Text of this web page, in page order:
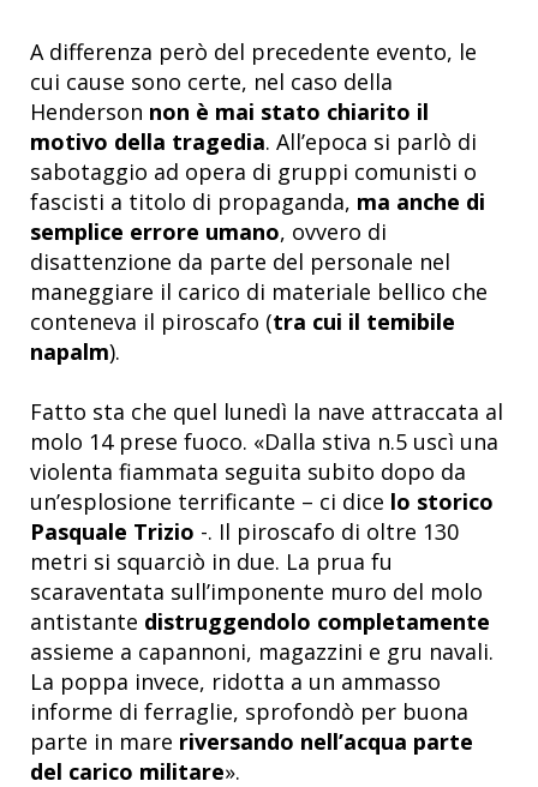
A differenza però del precedente evento, le
cui cause sono certe, nel caso della
Henderson non è mai stato chiarito il
motivo della tragedia. All’epoca si parlò di
sabotaggio ad opera di gruppi comunisti o
fascisti a titolo di propaganda, ma anche di
semplice errore umano, ovvero di
disattenzione da parte del personale nel
maneggiare il carico di materiale bellico che
conteneva il piroscafo (tra cui il temibile
napalm).
Fatto sta che quel lunedì la nave attraccata al
molo 14 prese fuoco. «Dalla stiva n.5 uscì una
violenta fiammata seguita subito dopo da
un’esplosione terrificante – ci dice lo storico
Pasquale Trizio -. Il piroscafo di oltre 130
metri si squarciò in due. La prua fu
scaraventata sull’imponente muro del molo
antistante distruggendolo completamente
assieme a capannoni, magazzini e gru navali.
La poppa invece, ridotta a un ammasso
informe di ferraglie, sprofondò per buona
parte in mare riversando nell’acqua parte
del carico militare».